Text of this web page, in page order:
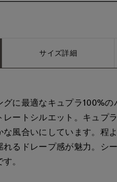
サイズ詳細
に最適なキュプラ100%
ートシルエット。キュプ
風合いにしています。程
るドレープ感が魅力。シ
。